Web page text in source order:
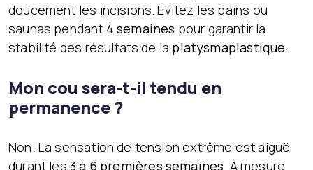
doucement les incisions. Évitez les bains ou
saunas pendant 4 semaines pour garantir la
stabilité des résultats de la platysmaplastique.
Mon cou sera-t-il tendu en
permanence ?
Non. La sensation de tension extrême est aiguë
durant les 3 à 6 premières semaines . À mesure